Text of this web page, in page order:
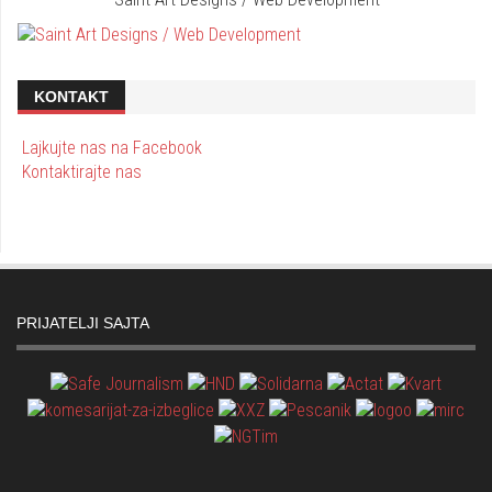
KONTAKT
Lajkujte nas na Facebook
Kontaktirajte nas
PRIJATELJI SAJTA